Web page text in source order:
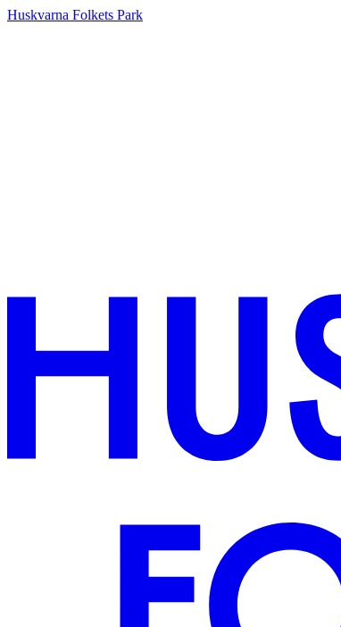
Huskvarna Folkets Park